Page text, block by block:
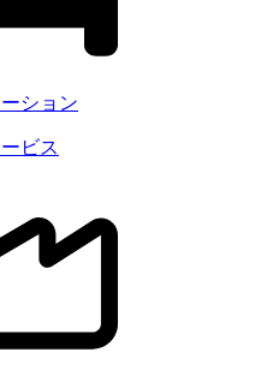
ション
ビス